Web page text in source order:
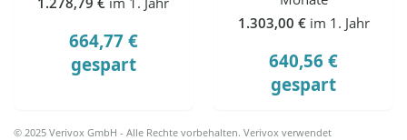
664,77 €
gespart
1.303,00 € im 1. Jahr
640,56 €
gespart
© 2025 Verivox GmbH - Alle Rechte vorbehalten. Verivox verwendet